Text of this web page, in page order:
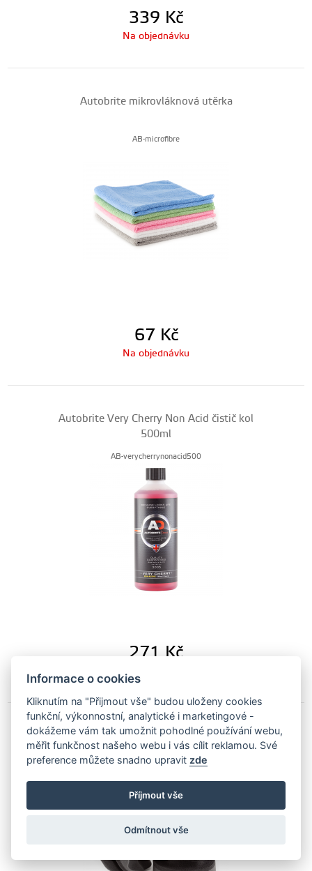
Informace o cookies
Kliknutím na "Přijmout vše" budou uloženy cookies
funkční, výkonnostní, analytické i marketingové -
dokážeme vám tak umožnit pohodlné používání webu,
měřit funkčnost našeho webu i vás cílit reklamou. Své
preference můžete snadno upravit zde
Příjmout vše
Odmítnout vše
339 Kč
Na objednávku
Autobrite mikrovláknová utěrka
AB-microfibre
67 Kč
Na objednávku
Autobrite Very Cherry Non Acid čistič kol
500ml
AB-verycherrynonacid500
271 Kč
Na objednávku
Autobrite Tyre Dressing Waffle aplikátor na
gumy